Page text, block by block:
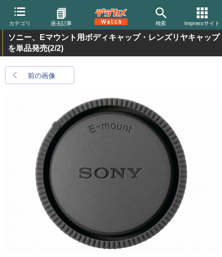
カテゴリ 過去記事 検索 Impressサイト
ソニー、Eマウント用ボディキャップ・レンズリヤキャップ
を単品発売(2/2)
前の画像